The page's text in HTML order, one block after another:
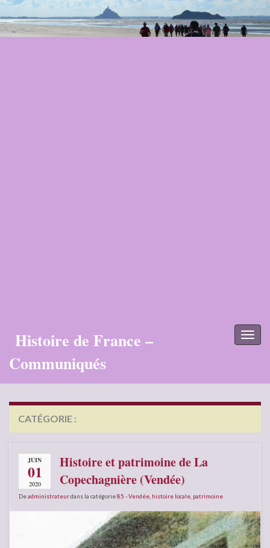
Histoire de France –
Communiqués
CATÉGORIE :
JUIN
01
2020
Histoire et patrimoine de La
Copechagnière (Vendée)
Deadministrateurdans la catégorie85 - Vendée histoire locale patrimoine